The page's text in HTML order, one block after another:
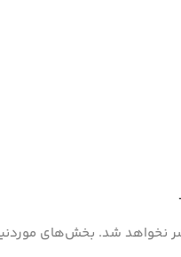
نخواهد شد. بخش‌های